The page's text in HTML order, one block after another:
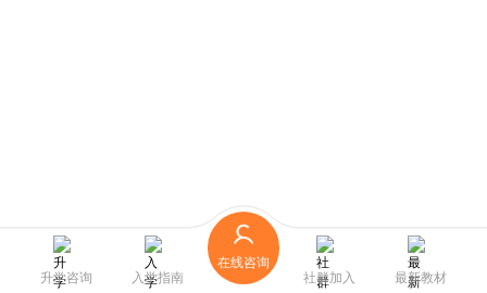
升学咨询 入学指南
在线咨询
社群加入
最新教材